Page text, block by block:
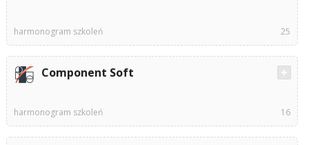
harmonogram szkoleń 25
Component Soft
harmonogram szkoleń 16